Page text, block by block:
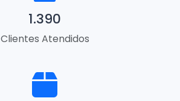
1.390
Clientes Atendidos